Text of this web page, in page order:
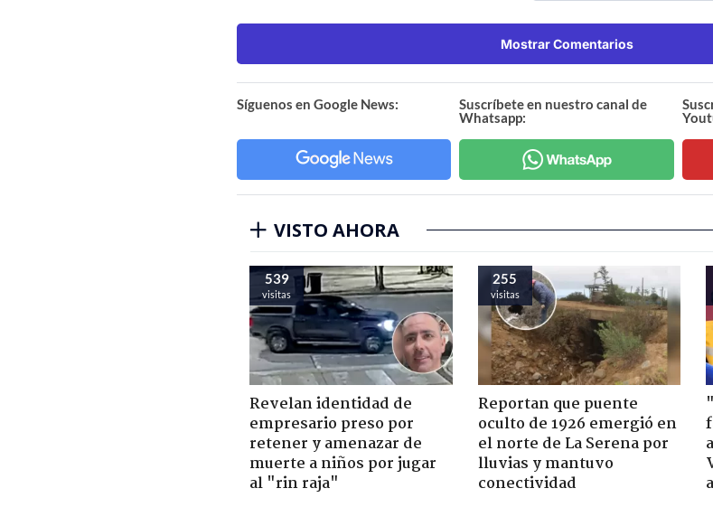
Mostrar Comentarios
Síguenos en Google News:
Suscríbete en nuestro canal de
Whatsapp:
VISTO AHORA
539
visitas
Revelan identidad de
empresario preso por
retener y amenazar de
muerte a niños por jugar
al "rin raja"
255
visitas
Reportan que puente
oculto de 1926 emergió en
el norte de La Serena por
lluvias y mantuvo
conectividad